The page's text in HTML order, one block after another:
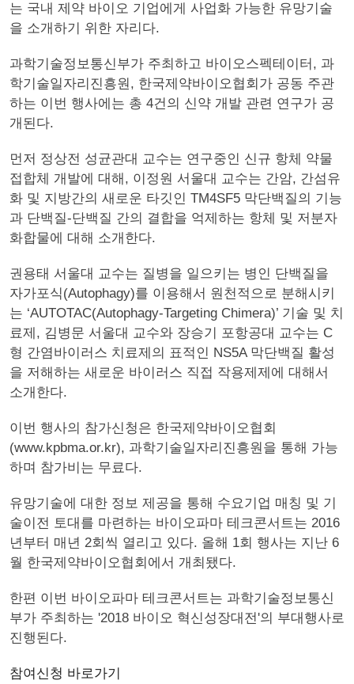
는 국내 제약 바이오 기업에게 사업화 가능한 유망기술
을 소개하기 위한 자리다.
과학기술정보통신부가 주최하고 바이오스펙테이터, 과
학기술일자리진흥원, 한국제약바이오협회가 공동 주관
하는 이번 행사에는 총 4건의 신약 개발 관련 연구가 공
개된다.
먼저 정상전 성균관대 교수는 연구중인 신규 항체 약물
접합체 개발에 대해, 이정원 서울대 교수는 간암, 간섬유
화 및 지방간의 새로운 타깃인 TM4SF5 막단백질의 기능
과 단백질-단백질 간의 결합을 억제하는 항체 및 저분자
화합물에 대해 소개한다.
권용태 서울대 교수는 질병을 일으키는 병인 단백질을
자가포식(Autophagy)를 이용해서 원천적으로 분해시키
는 ‘AUTOTAC(Autophagy-Targeting Chimera)’ 기술 및 치
료제, 김병문 서울대 교수와 장승기 포항공대 교수는 C
형 간염바이러스 치료제의 표적인 NS5A 막단백질 활성
을 저해하는 새로운 바이러스 직접 작용제제에 대해서
소개한다.
이번 행사의 참가신청은 한국제약바이오협회
(www.kpbma.or.kr), 과학기술일자리진흥원을 통해 가능
하며 참가비는 무료다.
유망기술에 대한 정보 제공을 통해 수요기업 매칭 및 기
술이전 토대를 마련하는 바이오파마 테크콘서트는 2016
년부터 매년 2회씩 열리고 있다. 올해 1회 행사는 지난 6
월 한국제약바이오협회에서 개최됐다.
한편 이번 바이오파마 테크콘서트는 과학기술정보통신
부가 주최하는 '2018 바이오 혁신성장대전'의 부대행사로
진행된다.
참여신청 바로가기